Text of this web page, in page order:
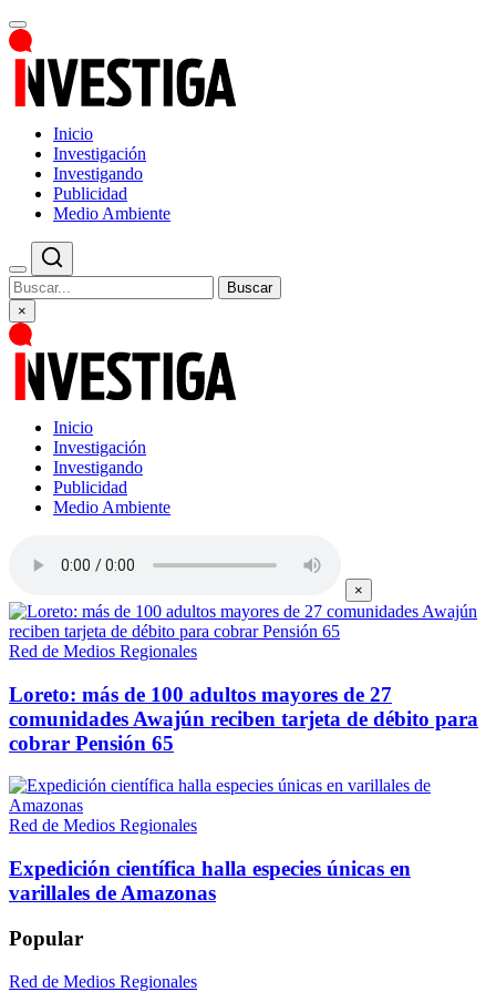
Inicio
Investigación
Investigando
Publicidad
Medio Ambiente
Buscar
×
Inicio
Investigación
Investigando
Publicidad
Medio Ambiente
×
Red de Medios Regionales
Loreto: más de 100 adultos mayores de 27
comunidades Awajún reciben tarjeta de débito para
cobrar Pensión 65
Red de Medios Regionales
Expedición científica halla especies únicas en
varillales de Amazonas
Popular
Red de Medios Regionales